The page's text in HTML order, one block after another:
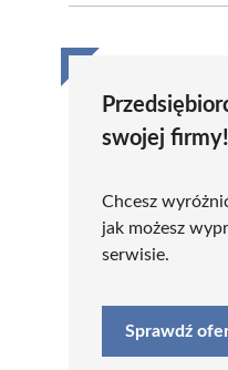
swojej firmy!
Chcesz
jak możesz
serwisie.
Sprawdź